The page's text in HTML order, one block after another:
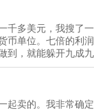
千多美元，我搜了
币单位。七倍的利
到，就能躲开九成
起卖的。我非常确